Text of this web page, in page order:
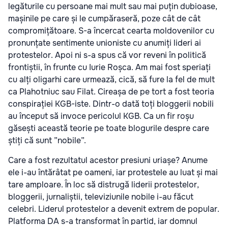
legăturile cu persoane mai mult sau mai puțin dubioase,
mașinile pe care și le cumpăraseră, poze cât de cât
compromițătoare. S-a încercat cearta moldovenilor cu
pronunțate sentimente unioniste cu anumiți lideri ai
protestelor. Apoi ni s-a spus că vor reveni în politică
frontiștii, în frunte cu Iurie Roșca. Am mai fost speriați
cu alți oligarhi care urmează, cică, să fure la fel de mult
ca Plahotniuc sau Filat. Cireașa de pe tort a fost teoria
conspirației KGB-iste. Dintr-o dată toți bloggerii nobili
au început să invoce pericolul KGB. Ca un fir roșu
găsești această teorie pe toate blogurile despre care
știți că sunt ”nobile”.
Care a fost rezultatul acestor presiuni uriașe? Anume
ele i-au întărâtat pe oameni, iar protestele au luat și mai
tare amploare. În loc să distrugă liderii protestelor,
bloggerii, jurnaliștii, televiziunile nobile i-au făcut
celebri. Liderul protestelor a devenit extrem de popular.
Platforma DA s-a transformat în partid, iar domnul